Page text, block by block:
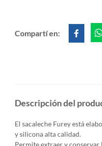
Compartí en:
Descripción del
El sacaleche Furey está
y silicona alta calidad.